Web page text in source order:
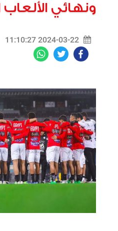
ونهائي الألعاب
2024-03-22 11:10:27
Facebook
Twitter